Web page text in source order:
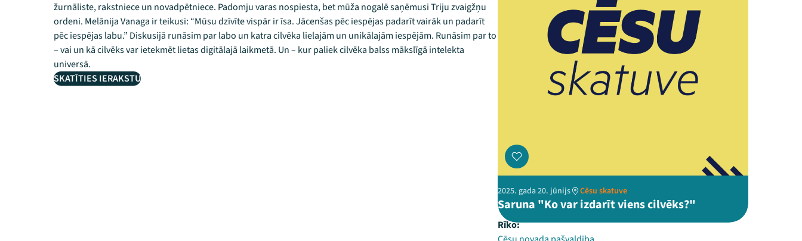
žurnāliste, rakstniece un novadpētniece. Padomju varas nospiesta, bet mūža nogalē saņēmusi Triju zvaigžņu
ordeni. Melānija Vanaga ir teikusi: “Mūsu dzīvīte vispār ir īsa. Jācenšas pēc iespējas padarīt vairāk un padarīt
pēc iespējas labu.” Diskusijā runāsim par labo un katra cilvēka lielajām un unikālajām iespējām. Runāsim par to
– vai un kā cilvēks var ietekmēt lietas digitālajā laikmetā. Un – kur paliek cilvēka balss mākslīgā intelekta
universā.
SKATĪTIES IERAKSTU
2025. gada 20. jūnijs Cēsu skatuve
Saruna "Ko var izdarīt viens cilvēks?"
Rīko: